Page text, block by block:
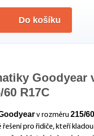
Do košíku
Goodyear
R17C
v rozměru215/
pro řidiče, kteří